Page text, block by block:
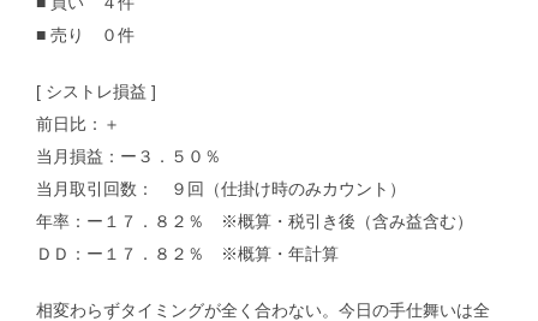
■ 売り ０件
[ シストレ損益 ]
前日比：＋
当月損益：ー３．５０％
当月取引回数： ９回（仕掛け時のみカウント）
年率：ー１７．８２％ ※概算・税引き後（含み益含む）
ＤＤ：ー１７．８２％ ※概算・年計算
相変わらずタイミングが全く合わない。今日の手仕舞いは全